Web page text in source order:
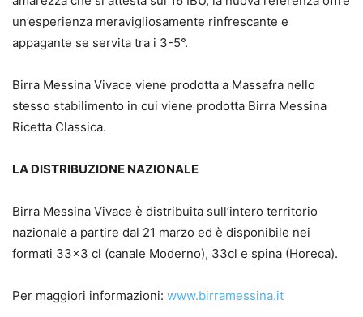
un’esperienza meravigliosamente rinfrescante e
appagante se servita tra i 3-5°.
Birra Messina Vivace viene prodotta a Massafra nello
stesso stabilimento in cui viene prodotta Birra Messina
Ricetta Classica.
LA DISTRIBUZIONE NAZIONALE
Birra Messina Vivace è distribuita sull’intero territorio
nazionale a partire dal 21 marzo ed è disponibile nei
formati 33×3 cl (canale Moderno), 33cl e spina (Horeca).
Per maggiori informazioni: www.birramessina.it